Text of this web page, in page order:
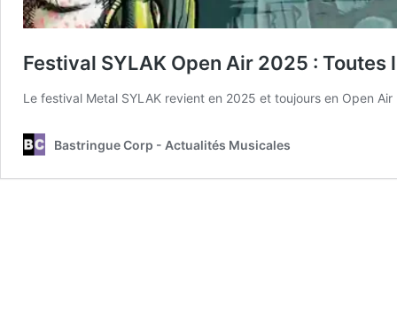
Festival SYLAK Open Air 2025 :
Le festival Metal SYLAK revient en 2025 et toujours en Open
Bastringue Corp - Actualités Musicales